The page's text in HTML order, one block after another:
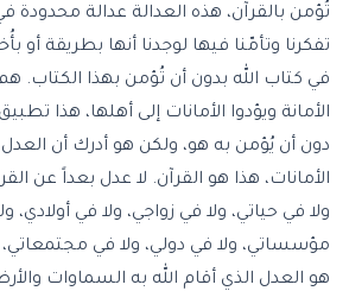
تُؤمن بالقرآن، هذه العدالة عدالة محدودة
تفكرنا وتأمّنا فيها لوجدنا أنها بطريقة أو
في كتاب الله بدون أن تُؤمن بهذا الكتاب.
الأمانة ويؤدوا الأمانات إلى أهلها، هذا
دون أن يُؤمن به هو، ولكن هو أدرك أن العدل
الأمانات، هذا هو القرآن. لا عدل بعداً عن
ولا في حياتي، ولا في زواجي، ولا في أولادي،
مؤسساتي، ولا في دولي، ولا في
هو العدل الذي أقام الله به السماوات